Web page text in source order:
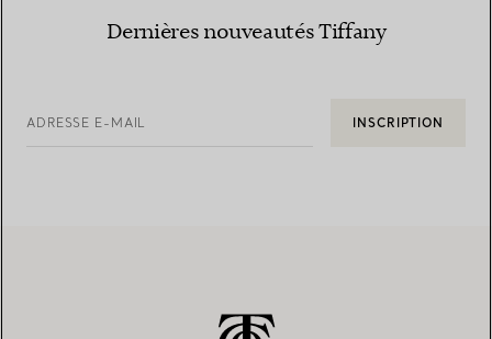
Dernières nouveautés Tiffany
ADRESSE E-MAIL INSCRIPTION